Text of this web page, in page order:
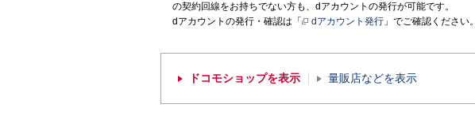
の契約回線をお持ちでない方も、dアカウントの発行が可能です。
dアカウントの発行・確認は「
dアカウント発行 」でご確認ください。
ドコモショップを表示 量販店などを表示